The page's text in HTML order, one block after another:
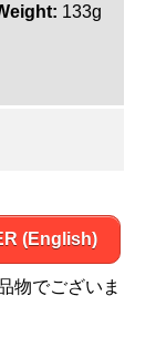
133g
(English)
物でございま